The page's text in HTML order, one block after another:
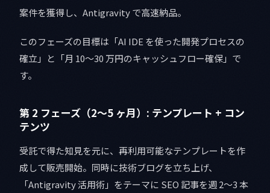
案件を獲得し、Antigravity で高速納品。
このフェーズの目標は「AI IDE を使った開発プロセスの
確立」と「月 10〜30 万円のキャッシュフロー確保」で
す。
第 2 フェーズ（2〜5 ヶ月）: テンプレート + コン
テンツ
受託で得た知見を元に、再利用可能なテンプレートを作
成して販売開始。同時に技術ブログを立ち上げ、
「Antigravity 活用術」をテーマに SEO 記事を週 2〜3 本